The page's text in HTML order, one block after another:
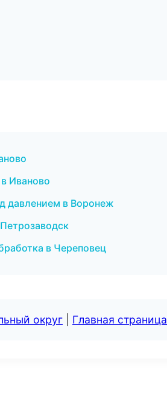
Иваново
давлением в Воронеж
в Череповец
округ Главная страница